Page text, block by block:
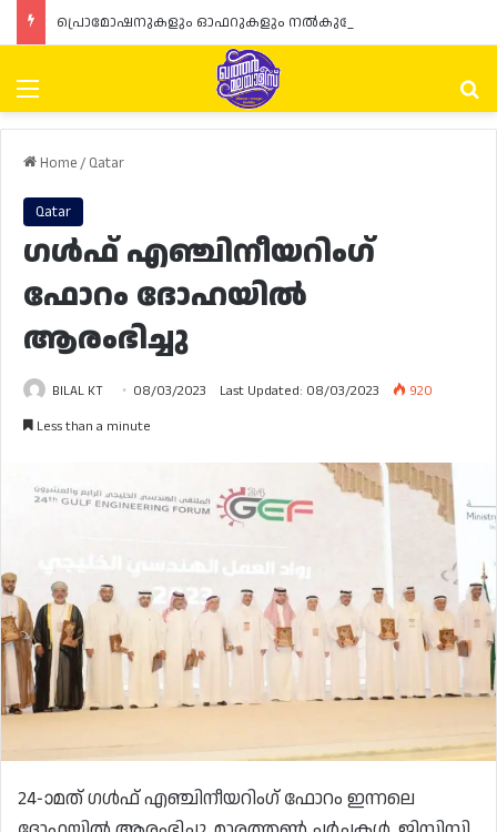
Menu
Home/ Qatar
Qatar
ഗൾഫ് എഞ്ചിനീയറിംഗ്
ഫോറം ദോഹയിൽ
ആരംഭിച്ചു
BILAL KT 08/03/2023 Last Updated: 08/03/2023
920
Less than a minute
24-ാമത് ഗൾഫ് എഞ്ചിനീയറിംഗ് ഫോറം ഇന്നലെ